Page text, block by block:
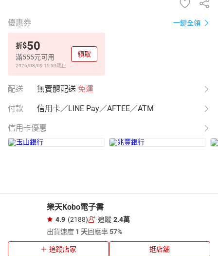
優惠券 一鍵全領
折$50
滿555元可用
2026/08/09 15:59截止
領取
配送 無實體配送 免運
付款 信用卡／LINE Pay／AFTEE／ATM
信用卡優惠
樂天Kobo電子書
4.9 (2188) 追蹤 2.4萬
出貨速度 1 天回應率57%
追蹤店家 逛店舖